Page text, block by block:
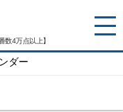
数4万点以上】
ダー